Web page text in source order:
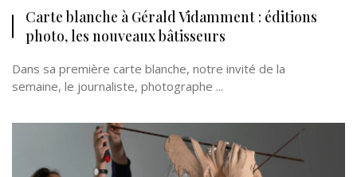
Carte blanche à Gérald Vidamment : éditions
photo, les nouveaux bâtisseurs
Dans sa première carte blanche, notre invité de la
semaine, le journaliste, photographe ...